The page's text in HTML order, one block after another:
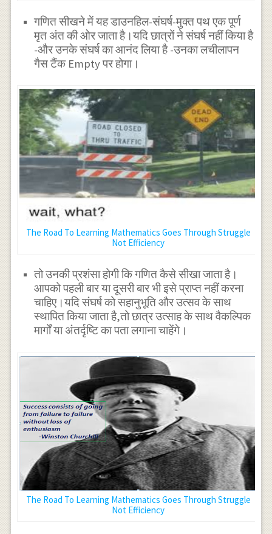
गणित सीखने में यह डाउनहिल-संघर्ष-मुक्त पथ एक पूर्ण
मृत अंत की ओर जाता है।यदि छात्रों ने संघर्ष नहीं किया है
-और उनके संघर्ष का आनंद लिया है -उनका लचीलापन
गैस टैंक Empty पर होगा।
The Road To Learning Mathematics Goes Through Struggle
Not Efficiency
तो उनकी प्रशंसा होगी कि गणित कैसे सीखा जाता है।
आपको पहली बार या दूसरी बार भी इसे प्राप्त नहीं करना
चाहिए।यदि संघर्ष को सहानुभूति और उत्सव के साथ
स्थापित किया जाता है,तो छात्र उत्साह के साथ वैकल्पिक
मार्गों या अंतर्दृष्टि का पता लगाना चाहेंगे।
The Road To Learning Mathematics Goes Through Struggle
Not Efficiency